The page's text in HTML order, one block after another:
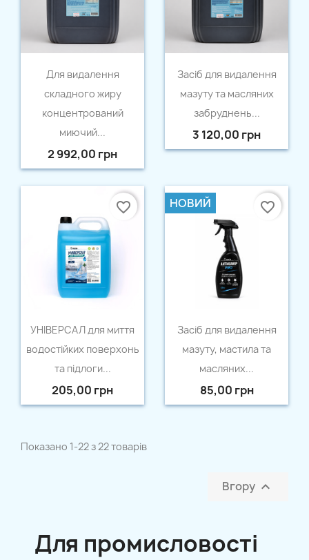
Швидкий перегляд
Для видалення
складного жиру
концентрований
миючий...
2 992,00 грн
Швидкий перегляд
Засіб для видалення
мазуту та масляних
забруднень...
3 120,00 грн
 Швидкий перегляд
УНІВЕРСАЛ для миття
водостійких поверхонь
та підлоги...
205,00 грн
favorite_border
Швидкий перегляд
Засіб для видалення
мазуту, мастила та
масляних...
85,00 грн
НОВИЙ favorite_border
Показано 1-22 з 22 товарів
Вгору 
Для промисловості